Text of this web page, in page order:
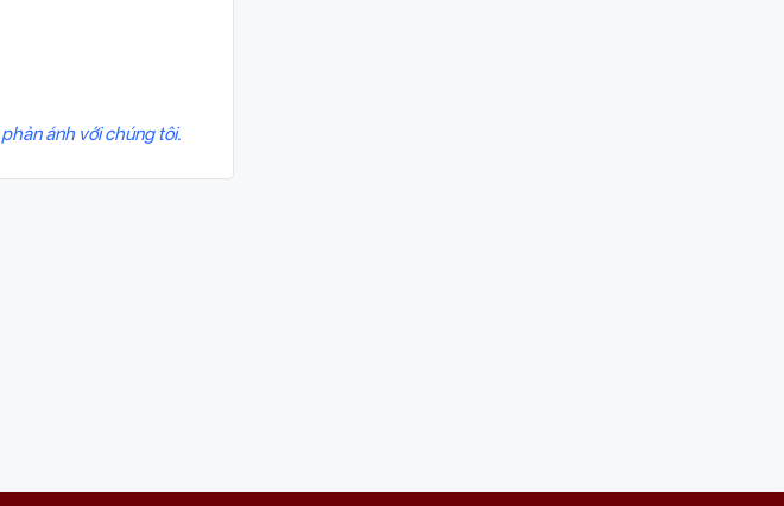
phản ánh với chúng tôi.